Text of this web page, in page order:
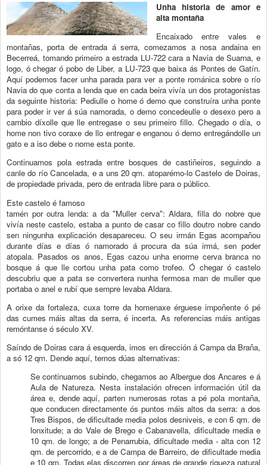
Unha historia de amor e
alta montaña
Encaixado entre vales e
montañas, porta de entrada á serra, comezamos a nosa andaina en
Becerreá, tomando primeiro a estrada LU-722 cara a Navia de Suarna, e
logo, ó chegar ó pobo de Liber, a LU-723 que baixa ás Pontes de Gatín.
Aquí podemos facer unha parada para ver a ponte románica sobre o río
Navia do que conta a lenda que en cada beira vivía un dos protagonistas
da seguinte historia: Pediulle o home ó demo que construíra unha ponte
para poder ir ver á súa namorada, o demo concedeulle o desexo pero a
cambio díxolle que lle entregase o seu primeiro fillo. Chegado o día, o
home non tivo coraxe de llo entregar e enganou ó demo entregándolle un
gato e a iso debe o nome esta ponte.
Continuamos pola estrada entre bosques de castiñeiros, seguindo a
canle do río Cancelada, e a uns 20 qm. atoparémo-lo Castelo de Doiras,
de propiedade privada, pero de entrada libre para o público.
Este castelo é famoso
tamén por outra lenda: a da "Muller cerva": Aldara, filla do nobre que
vivía neste castelo, estaba a punto de casar co fillo doutro nobre cando
sen ningunha explicación desapareceu. O seu irmán Egas acompañou
durante días e días ó namorado á procura da súa irmá, sen poder
atopala. Pasados os anos, Egas cazou unha enorme cerva branca no
bosque á que lle cortou unha pata como trofeo. Ó chegar ó castelo
descubriu que a pata se convertera nunha fermosa man de muller que
portaba o anel e rubí que sempre levaba Aldara.
A orixe da fortaleza, cuxa torre da homenaxe érguese impoñente ó pé
das cumes máis altas da serra, é incerta. As referencias máis antigas
remóntanse ó século XV.
Saíndo de Doiras cara á esquerda, imos en dirección á Campa da Braña,
a só 12 qm. Dende aquí, temos dúas alternativas:
Se continuamos subindo, chegamos ao Albergue dos Ancares e á
Aula de Natureza. Nesta instalación ofrecen información útil da
área e, dende aquí, parten numerosas rotas a pé pola montaña,
que conducen directamente ós puntos máis altos da serra: a dos
Tres Bispos, de dificultade media polos desniveis, e con 6 qm. de
lonxitude; a do Vale de Brego e Cabanavella, dificultade media e
10 qm. de longo; a de Penarrubia, dificultade media - alta con 12
qm. de percorrido, e a de Campa de Barreiro, de dificultade media
e 10 qm. Todas elas discorren por áreas de grande riqueza natural